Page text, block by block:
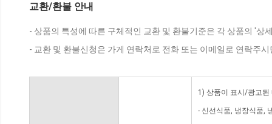
교환/환불 안내
- 상품의 특성에 따른 구체적인 교환 및 환불기준은 각 상품의 '상
- 교환 및 환불신청은 가게 연락처로 전화 또는 이메일로 연락주
1) 상품이 표시/광고된
- 신선식품, 냉장식품,